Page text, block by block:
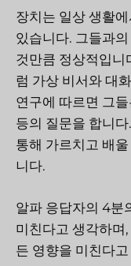
장치는 일상 생활
있습니다. 그들과
것만큼 정상적입니
럼 가상 비서와 대
연구에 따르면 그
등의 질문을 합니
통해 가르치고 배
니다.
알파 응답자의 4분
미친다고 생각하며
든 영향을 미친다